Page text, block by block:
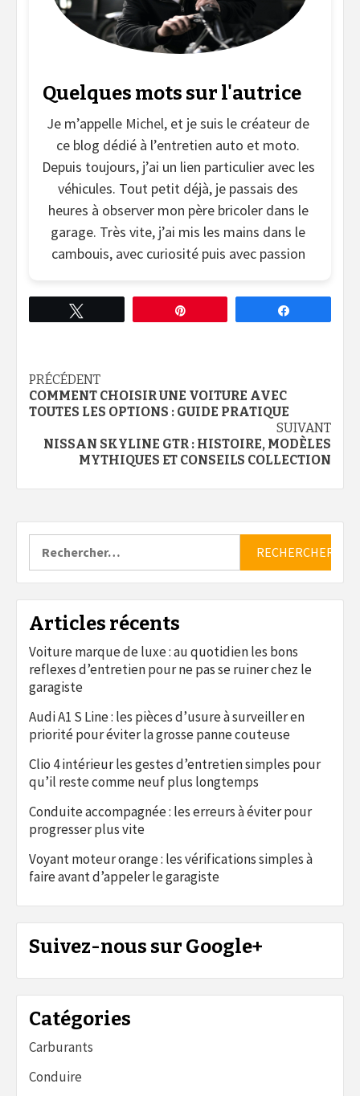
Quelques mots sur l'autrice
Je m’appelle Michel, et je suis le créateur de
ce blog dédié à l’entretien auto et moto.
Depuis toujours, j’ai un lien particulier avec les
véhicules. Tout petit déjà, je passais des
heures à observer mon père bricoler dans le
garage. Très vite, j’ai mis les mains dans le
cambouis, avec curiosité puis avec passion
Continue
Reading
PRÉCÉDENT
COMMENT CHOISIR UNE VOITURE AVEC
TOUTES LES OPTIONS : GUIDE PRATIQUE
SUIVANT
NISSAN SKYLINE GTR : HISTOIRE, MODÈLES
MYTHIQUES ET CONSEILS COLLECTION
Articles récents
Voiture marque de luxe : au quotidien les bons
reflexes d’entretien pour ne pas se ruiner chez le
garagiste
Audi A1 S Line : les pièces d’usure à surveiller en
priorité pour éviter la grosse panne couteuse
Clio 4 intérieur les gestes d’entretien simples pour
qu’il reste comme neuf plus longtemps
Conduite accompagnée : les erreurs à éviter pour
progresser plus vite
Voyant moteur orange : les vérifications simples à
faire avant d’appeler le garagiste
Suivez-nous sur Google+
Catégories
Carburants
Conduire